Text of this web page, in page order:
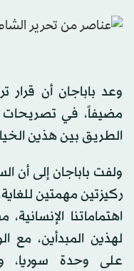
وعد باباجان أن قرار
مضيفاً، في تصريحات
الطريق بين هذين
ولفت باباجان إلى أن
ركيزتين مهمتين
اهتماماتنا
لهذين المبدأين، مع
على وحدة سوريا،